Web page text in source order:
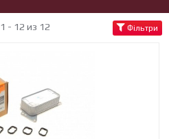
1 - 12 из 12 Фільтри